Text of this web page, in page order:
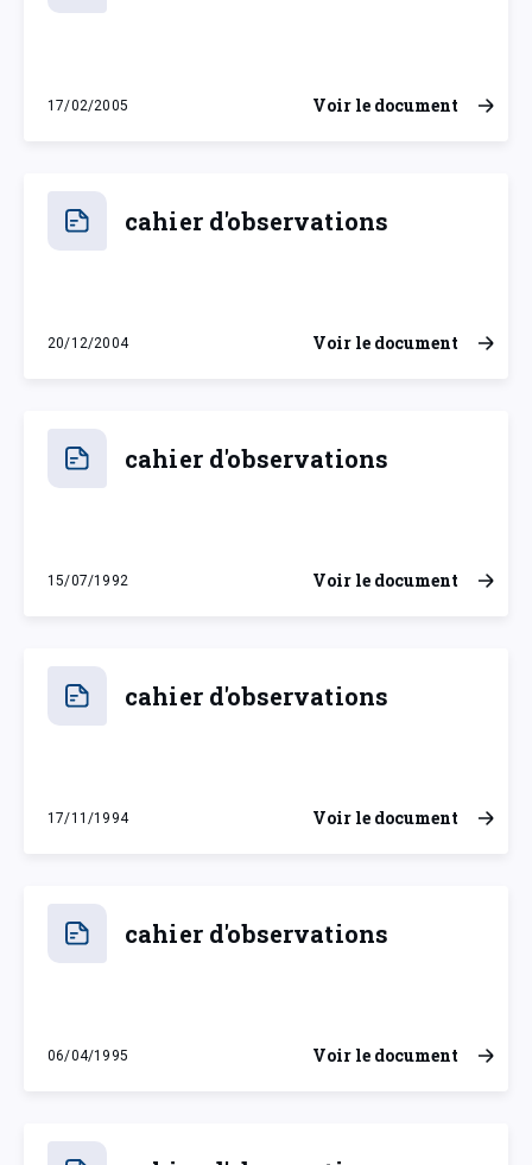
17/02/2005
jeudi 17 février 2005
Voir le document
cahier d'observations
20/12/2004
lundi 20 décembre 2004
Voir le document
cahier d'observations
15/07/1992
mercredi 15 juillet 1992
Voir le document
cahier d'observations
17/11/1994
jeudi 17 novembre 1994
Voir le document
cahier d'observations
06/04/1995
jeudi 6 avril 1995
Voir le document